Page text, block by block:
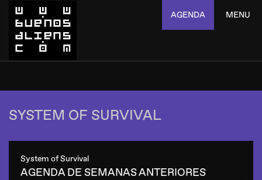
AGENDA MENU
SYSTEM OF SURVIVAL
System of Survival
AGENDA DE SEMANAS ANTERIORES